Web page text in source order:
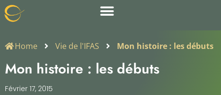
Home Vie de l'IFAS Mon histoire : les débuts
Mon histoire : les débuts
Février 17, 2015